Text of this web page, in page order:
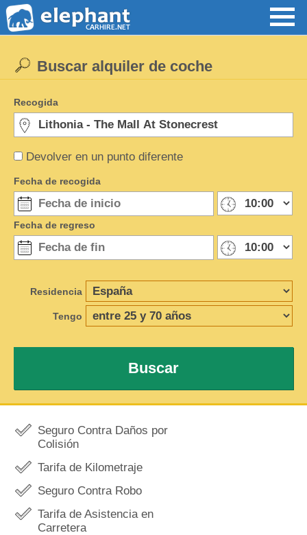
Devolver en un punto diferente
Buscar alquiler de coche
Recogida
Fecha de recogida
Fecha de regreso
Residencia
Tengo
Buscar
Seguro Contra Daños por
Colisión
Tarifa de Kilometraje
Seguro Contra Robo
Tarifa de Asistencia en
Carretera